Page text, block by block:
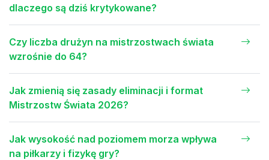
dlaczego są dziś krytykowane?
Czy liczba drużyn na mistrzostwach świata
wzrośnie do 64?
Jak zmienią się zasady eliminacji i format
Mistrzostw Świata 2026?
Jak wysokość nad poziomem morza wpływa
na piłkarzy i fizykę gry?